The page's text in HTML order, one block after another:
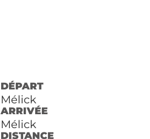
DÉPART
Mélick
ARRIVÉE
Mélick
DISTANCE